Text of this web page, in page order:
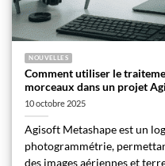
NOUVELLES
Comment utiliser le
morceaux dans un projet
10 octobre 2025
Agisoft Metashape est un
photogrammétrie,
des images aériennes et